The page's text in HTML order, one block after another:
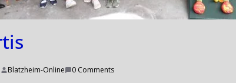
Blatzheim-Online 0 Comments